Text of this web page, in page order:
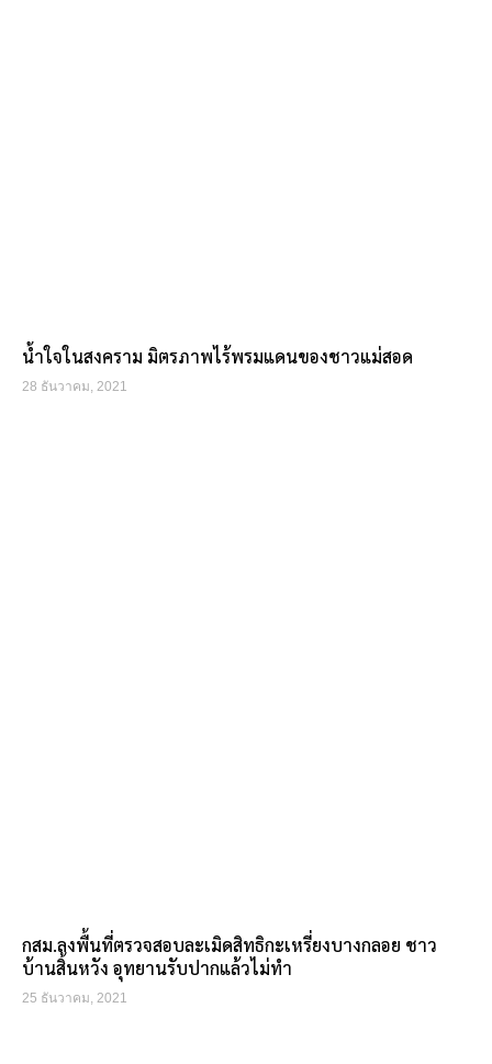
น้ำใจในสงคราม มิตรภาพไร้พรมแดนของชาวแม่สอด
28 ธันวาคม, 2021
กสม.ลงพื้นที่ตรวจสอบละเมิดสิทธิกะเหรี่ยงบางกลอย ชาว
บ้านสิ้นหวัง อุทยานรับปากแล้วไม่ทำ
25 ธันวาคม, 2021